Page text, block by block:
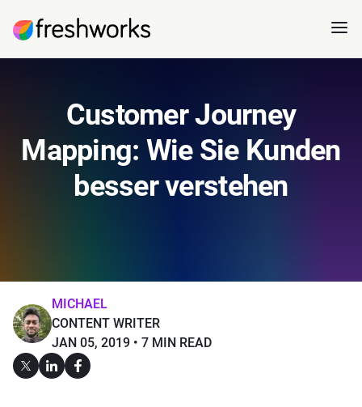
Customer Journey
Mapping: Wie Sie Kunden
besser verstehen
MICHAEL
CONTENT WRITER
JAN 05, 2019
7 MIN READ